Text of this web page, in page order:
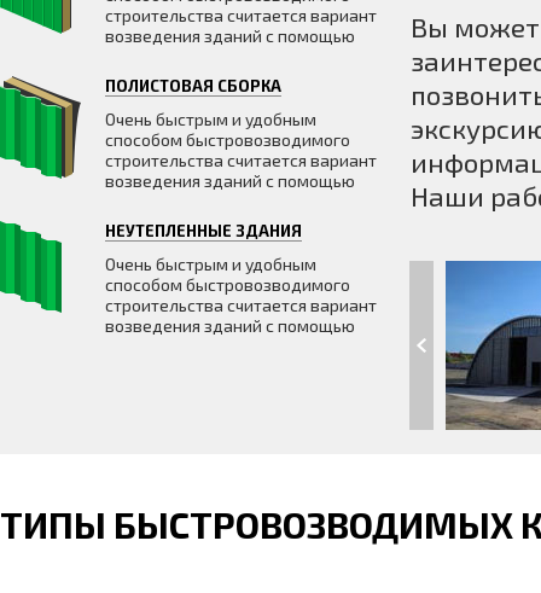
строительства считается вариант
возведения зданий с помощью
ПОЛИСТОВАЯ СБОРКА
Очень быстрым и удобным
способом быстровозводимого
строительства считается вариант
возведения зданий с помощью
НЕУТЕПЛЕННЫЕ ЗДАНИЯ
Очень быстрым и удобным
способом быстровозводимого
строительства считается вариант
возведения зданий с помощью
Вы
Наши
ТИПЫ БЫСТРОВОЗВОДИМЫХ